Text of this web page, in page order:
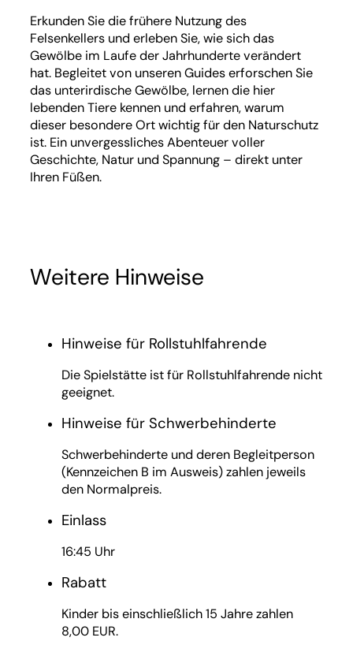
Erkunden Sie die frühere Nutzung des
Felsenkellers und erleben Sie, wie sich das
Gewölbe im Laufe der Jahrhunderte verändert
hat. Begleitet von unseren Guides erforschen Sie
das unterirdische Gewölbe, lernen die hier
lebenden Tiere kennen und erfahren, warum
dieser besondere Ort wichtig für den Naturschutz
ist. Ein unvergessliches Abenteuer voller
Geschichte, Natur und Spannung – direkt unter
Ihren Füßen.
Weitere Hinweise
Hinweise für Rollstuhlfahrende
Die Spielstätte ist für Rollstuhlfahrende nicht
geeignet.
Hinweise für Schwerbehinderte
Schwerbehinderte und deren Begleitperson
(Kennzeichen B im Ausweis) zahlen jeweils
den Normalpreis.
Einlass
16:45 Uhr
Rabatt
Kinder bis einschließlich 15 Jahre zahlen
8,00 EUR.